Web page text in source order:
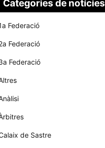
Categories de notícies
Federació
Federació
Federació
de Sastre